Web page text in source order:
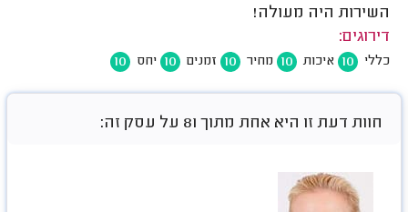
השירות היה מעולה!
דירוגים:
כללי 10 איכות 10 מחיר 10 זמנים 10 יחס 10
חוות דעת זו היא אחת מתוך 81 על עסק זה: